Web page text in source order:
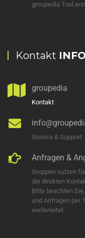
groupedia Tool
Kontakt
groupedia
Kontakt
Service & Support
Anfragen &
Gruppen nutzen
die direkten
Bitte beachten
und Anfragen per
weiterleitet.